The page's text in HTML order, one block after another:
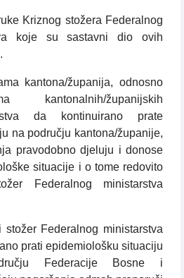
Kriznog stožera Federalnog
koje su sastavni dio ovih
kantona/županija, odnosno
kantonalnih/županijskih
da kontinuirano prate
na području kantona/županije,
pravodobno djeluju i donose
situacije i o tome redovito
Federalnog ministarstva
Federalnog ministarstva
prati epidemiološku situaciju
Federacije Bosne i